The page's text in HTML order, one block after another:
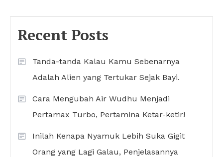
Recent Posts
Tanda-tanda Kalau Kamu Sebenarnya
Adalah Alien yang Tertukar Sejak Bayi.
Cara Mengubah Air Wudhu Menjadi
Pertamax Turbo, Pertamina Ketar-ketir!
Inilah Kenapa Nyamuk Lebih Suka Gigit
Orang yang Lagi Galau, Penjelasannya